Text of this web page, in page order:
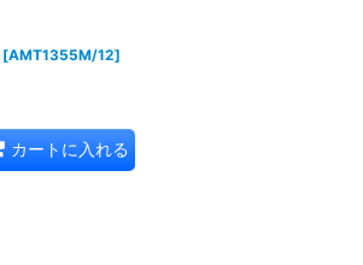
[AMT1355M/12]
カートに入れる